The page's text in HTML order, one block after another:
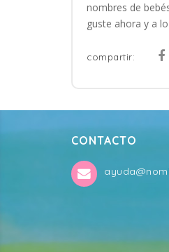
nombres de
guste ahora y a
compartir:
CONTACTO